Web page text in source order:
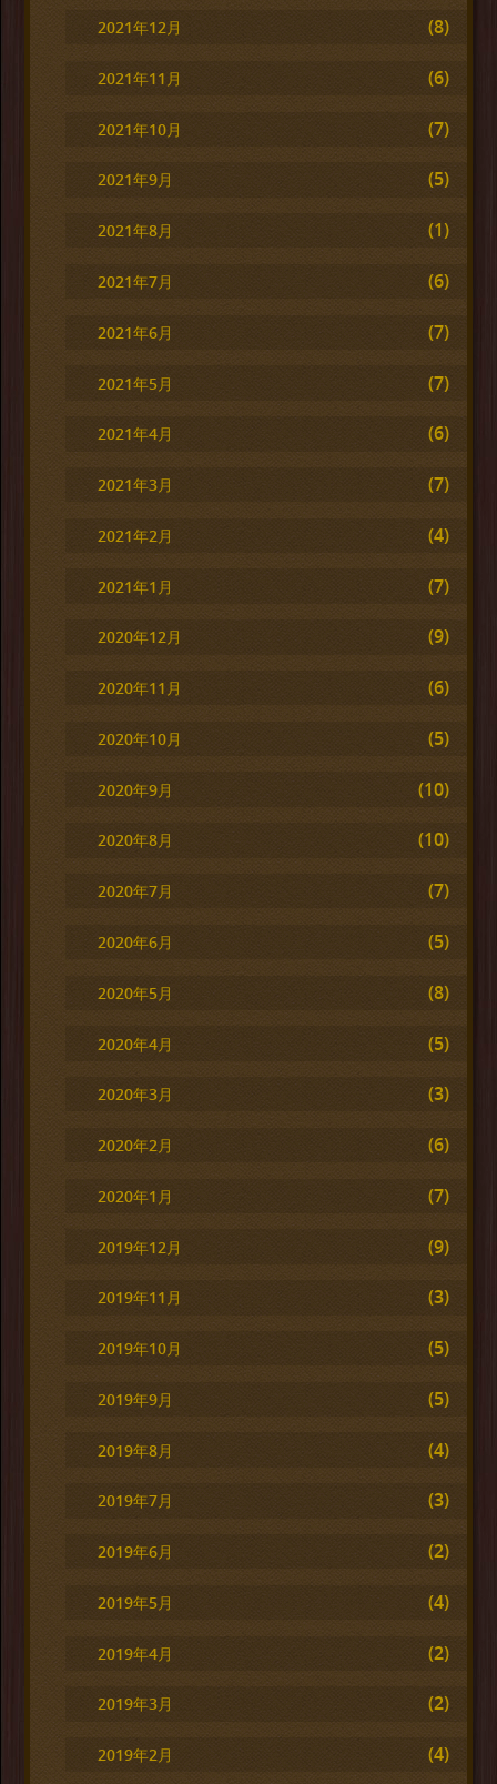
2021年12月 (8)
2021年11月 (6)
2021年10月 (7)
2021年9月 (5)
2021年8月 (1)
2021年7月 (6)
2021年6月 (7)
2021年5月 (7)
2021年4月 (6)
2021年3月 (7)
2021年2月 (4)
2021年1月 (7)
2020年12月 (9)
2020年11月 (6)
2020年10月 (5)
2020年9月 (10)
2020年8月 (10)
2020年7月 (7)
2020年6月 (5)
2020年5月 (8)
2020年4月 (5)
2020年3月 (3)
2020年2月 (6)
2020年1月 (7)
2019年12月 (9)
2019年11月 (3)
2019年10月 (5)
2019年9月 (5)
2019年8月 (4)
2019年7月 (3)
2019年6月 (2)
2019年5月 (4)
2019年4月 (2)
2019年3月 (2)
2019年2月 (4)